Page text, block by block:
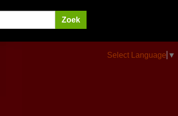
Select Language ▼